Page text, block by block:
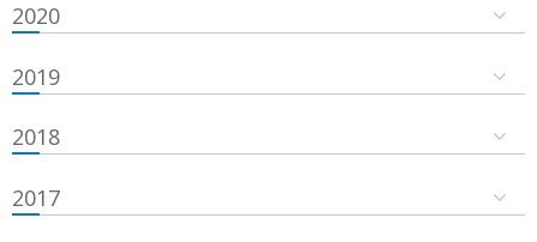
2020
2019
2018
2017